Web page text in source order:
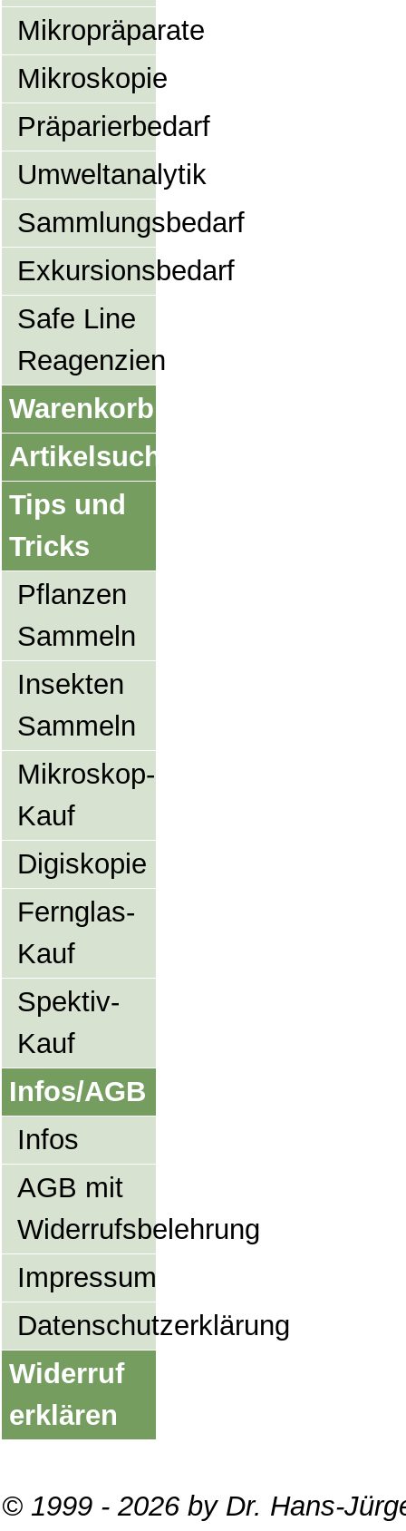
Mikropräparate
Mikroskopie
Präparierbedarf
Umweltanalytik
Sammlungsbedarf
Exkursionsbedarf
Safe Line
Reagenzien
Warenkorb
Artikelsuche
Tips und
Tricks
Pflanzen
Sammeln
Insekten
Sammeln
Mikroskop-
Kauf
Digiskopie
Fernglas-
Kauf
Spektiv-
Kauf
Infos/AGB
Infos
AGB mit
Widerrufsbelehrung
Impressum
Datenschutzerklärung
Widerruf
erklären
© 1999 - 2026 by Dr. Hans-